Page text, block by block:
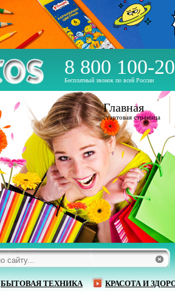
8 800 100-
Бесплатный звонок по всей России
БЫТОВАЯ ТЕХНИКА КРАСОТА И
Главная
стартовая страница